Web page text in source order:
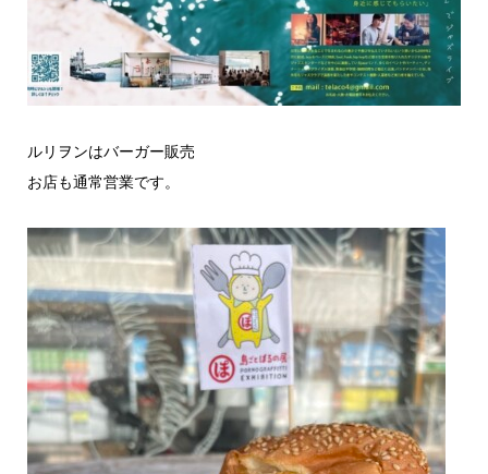
ルリヲンはバーガー販売
お店も通常営業です。